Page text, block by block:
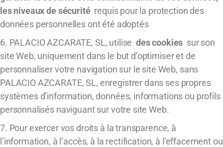
les niveaux de sécurité requis pour la protection des
données personnelles ont été adoptés
6. PALACIO AZCARATE, SL, utilise des cookies sur son
site Web, uniquement dans le but d’optimiser et de
personnaliser votre navigation sur le site Web, sans
PALACIO AZCARATE, SL, enregistrer dans ses propres
systèmes d’information, données, informations ou profils
personnalisés naviguant sur votre site Web.
7. Pour exercer vos droits à la transparence, à
l’information, à l’accès, à la rectification, à l’effacement ou